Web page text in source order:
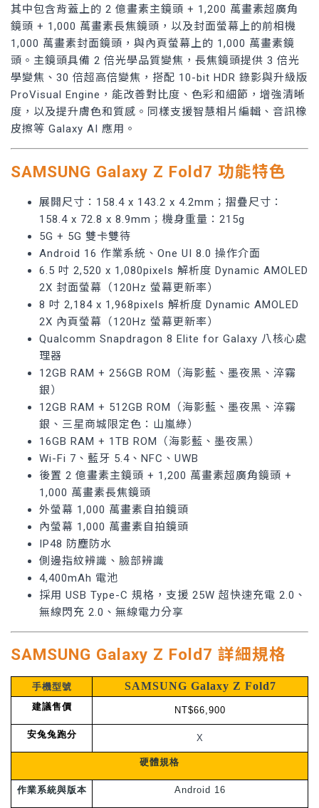
其中包含背蓋上的 2 億畫素主鏡頭 + 1,200 萬畫素超廣角
鏡頭 + 1,000 萬畫素長焦鏡頭，以及封面螢幕上的前相機
1,000 萬畫素封面鏡頭，與內頁螢幕上的 1,000 萬畫素鏡
頭。主鏡頭具備 2 倍光學品質變焦，長焦鏡頭提供 3 倍光
學變焦、30 倍超高倍變焦，搭配 10-bit HDR 錄影與升級版
ProVisual Engine，能改善對比度、色彩和細節，增強清晰
度，以及提升膚色和質感。同樣支援智慧相片編輯、音訊橡
皮擦等 Galaxy AI 應用。
SAMSUNG Galaxy Z Fold7 功能特色
展開尺寸：158.4 x 143.2 x 4.2mm；摺疊尺寸：
158.4 x 72.8 x 8.9mm；機身重量：215g
5G + 5G 雙卡雙待
Android 16 作業系統、One UI 8.0 操作介面
6.5 吋 2,520 x 1,080pixels 解析度 Dynamic AMOLED
2X 封面螢幕（120Hz 螢幕更新率）
8 吋 2,184 x 1,968pixels 解析度 Dynamic AMOLED
2X 內頁螢幕（120Hz 螢幕更新率）
Qualcomm Snapdragon 8 Elite for Galaxy 八核心處
理器
12GB RAM + 256GB ROM（海影藍、墨夜黑、淬霧
銀）
12GB RAM + 512GB ROM（海影藍、墨夜黑、淬霧
銀、三星商城限定色：山嵐綠）
16GB RAM + 1TB ROM（海影藍、墨夜黑）
Wi-Fi 7、藍牙 5.4、NFC、UWB
後置 2 億畫素主鏡頭 + 1,200 萬畫素超廣角鏡頭 +
1,000 萬畫素長焦鏡頭
外螢幕 1,000 萬畫素自拍鏡頭
內螢幕 1,000 萬畫素自拍鏡頭
IP48 防塵防水
側邊指紋辨識、臉部辨識
4,400mAh 電池
採用 USB Type-C 規格，支援 25W 超快速充電 2.0、
無線閃充 2.0、無線電力分享
SAMSUNG Galaxy Z Fold7 詳細規格
手機型號 SAMSUNG Galaxy Z Fold7
建議售價 NT$66,900
安兔兔跑分 X
硬體規格
作業系統與版本 Android 16